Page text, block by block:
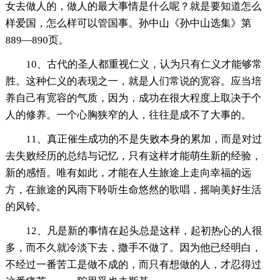
女去做人的，做人的最大事情是什么呢？就是要知道怎么
样爱国，怎么样可以管国事。孙中山《孙中山选集》第
889—890页。
10、古代的圣人都重视仁义，认为只有仁义才能够常
胜。这种仁义的表现之一，就是人们常说的宽容。应当培
养自己有宽容的气质，因为，成功在很大程度上取决于个
人的修养。一个心胸狭窄的人，往往是成不了大事的。
11、真正催生成功的不是失败本身的累加，而是对过
去失败经历的总结与记忆，只有这样才能萌生新的经验，
新的感悟。唯有如此，才能在人生旅途上走向幸福的远
方，在旅途的风雨下聆听生命悠然的歌唱，摇响美好生活
的风铃。
12、凡是新的事情在起头总是这样，起初热心的人很
多，而不久就冷淡下去，撒手不做了。因为他已经明白，
不经过一番苦工是做不成的，而只有想做的人，才忍得过